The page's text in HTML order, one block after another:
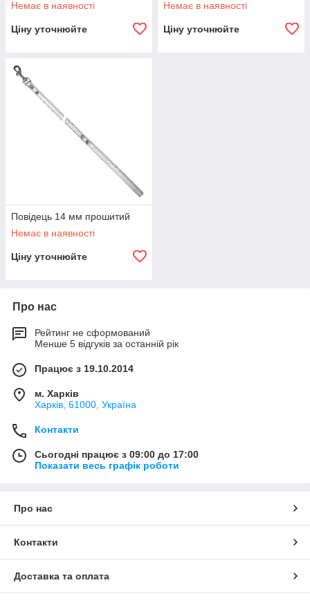
Немає в наявності
Ціну уточнюйте
Немає в наявності
Ціну уточнюйте
Повідець 14 мм прошитий
Немає в наявності
Ціну уточнюйте
Про нас
Рейтинг не сформований
Менше 5 відгуків за останній рік
Працює з 19.10.2014
м. Харків
Харків, 61000, Україна
Контакти
Сьогодні працює з 09:00 до 17:00
Показати весь графік роботи
Про нас
Контакти
Доставка та оплата